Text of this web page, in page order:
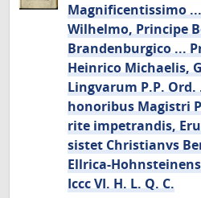
Magnificentissimo
Wilhelmo, Principe
Brandenburgico ...
Heinrico Michaelis,
Lingvarum P.P.
honoribus Magistri
rite impetrandis,
sistet Christianvs
Ellrica-
Iccc VI. H. L. Q. C.